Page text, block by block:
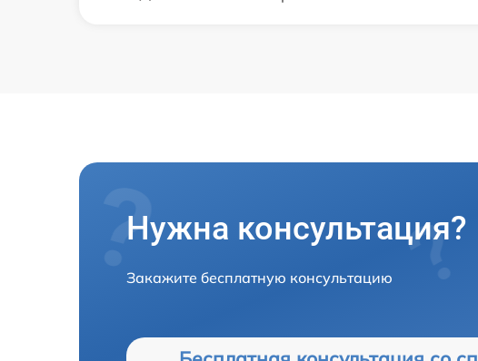
Нужна консультация?
Закажите бесплатную консультацию